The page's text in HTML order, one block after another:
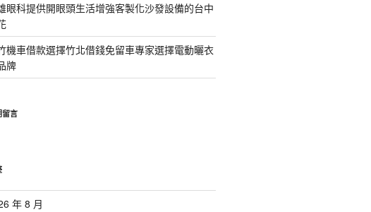
眼科提供開眼頭生活增強客製化沙發設備的台中
機車借款選擇竹北借錢免留車專家選擇電動曬衣
牌
留言
年 8 月